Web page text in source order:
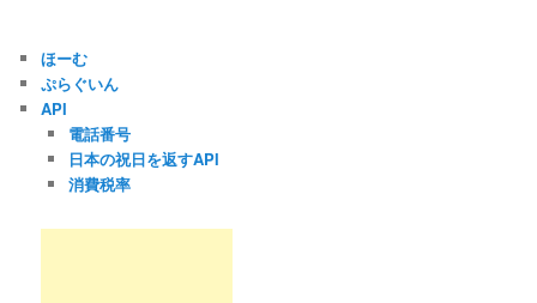
ほーむ
ぷらぐいん
API
電話番号
日本の祝日を返すAPI
消費税率